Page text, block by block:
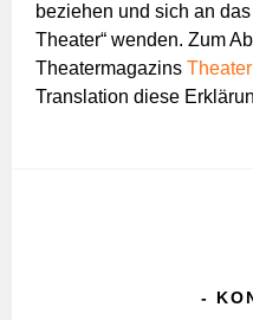
beziehen und sich an
Theater“ wenden. Zum
Theatermagazins
Translation diese